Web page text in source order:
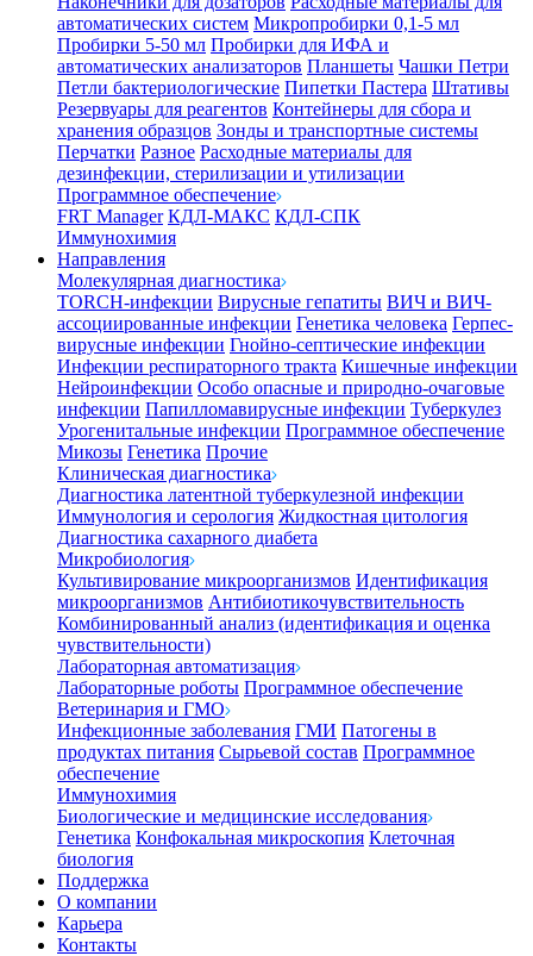
автоматических систем Микропробирки 0,1-5 мл
Пробирки 5-50 мл Пробирки для ИФА и
автоматических анализаторов Планшеты Чашки Петри
Петли бактериологические Пипетки Пастера Штативы
Резервуары для реагентов Контейнеры для сбора и
хранения образцов Зонды и транспортные системы
Перчатки Разное Расходные материалы для
дезинфекции, стерилизации и утилизации
Программное обеспечение
FRT Manager КДЛ-МАКС КДЛ-СПК
Иммунохимия
Направления
Молекулярная диагностика
TORCH-инфекции Вирусные гепатиты ВИЧ и ВИЧ-
ассоциированные инфекции Генетика человека Герпес-
вирусные инфекции Гнойно-септические инфекции
Инфекции респираторного тракта Кишечные инфекции
Нейроинфекции Особо опасные и природно-очаговые
инфекции Папилломавирусные инфекции Туберкулез
Урогенитальные инфекции Программное обеспечение
Микозы Генетика Прочие
Клиническая диагностика
Диагностика латентной туберкулезной инфекции
Иммунология и серология Жидкостная цитология
Диагностика сахарного диабета
Микробиология
Культивирование микроорганизмов Идентификация
микроорганизмов Антибиотикочувствительность
Комбинированный анализ (идентификация и оценка
чувствительности)
Лабораторная автоматизация
Лабораторные роботы Программное обеспечение
Ветеринария и ГМО
Инфекционные заболевания ГМИ Патогены в
продуктах питания Сырьевой состав Программное
обеспечение
Иммунохимия
Биологические и медицинские исследования
Генетика Конфокальная микроскопия Клеточная
биология
Поддержка
О компании
Карьера
Контакты